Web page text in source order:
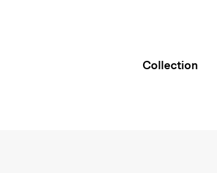
Collection